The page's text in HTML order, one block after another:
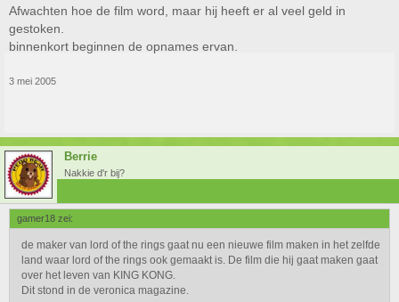
Afwachten hoe de film word, maar hij heeft er al veel geld in
gestoken.
binnenkort beginnen de opnames ervan.
3 mei 2005
Berrie
Nakkie d'r bij?
gamer18 zei:
de maker van lord of the rings gaat nu een nieuwe film maken in het zelfde
land waar lord of the rings ook gemaakt is. De film die hij gaat maken gaat
over het leven van KING KONG.
Dit stond in de veronica magazine.